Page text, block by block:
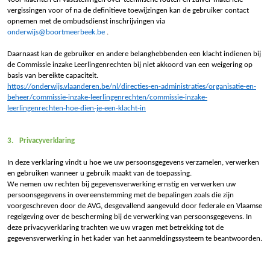
vergissingen voor of na de definitieve toewijzingen kan de gebruiker contact
opnemen met de ombudsdienst inschrijvingen via
onderwijs@boortmeerbeek.be .
Daarnaast kan de gebruiker en andere belanghebbenden een klacht indienen bij
de Commissie inzake Leerlingenrechten bij niet akkoord van een weigering op
basis van bereikte capaciteit.
https://onderwijs.vlaanderen.be/nl/directies-en-administraties/organisatie-en-
beheer/commissie-inzake-leerlingenrechten/commissie-inzake-
leerlingenrechten-hoe-dien-je-een-klacht-in
3. Privacyverklaring
In deze verklaring vindt u hoe we uw persoonsgegevens verzamelen, verwerken
en gebruiken wanneer u gebruik maakt van de toepassing.
We nemen uw rechten bij gegevensverwerking ernstig en verwerken uw
persoonsgegevens in overeenstemming met de bepalingen zoals die zijn
voorgeschreven door de AVG, desgevallend aangevuld door federale en Vlaamse
regelgeving over de bescherming bij de verwerking van persoonsgegevens. In
deze privacyverklaring trachten we uw vragen met betrekking tot de
gegevensverwerking in het kader van het aanmeldingssysteem te beantwoorden.